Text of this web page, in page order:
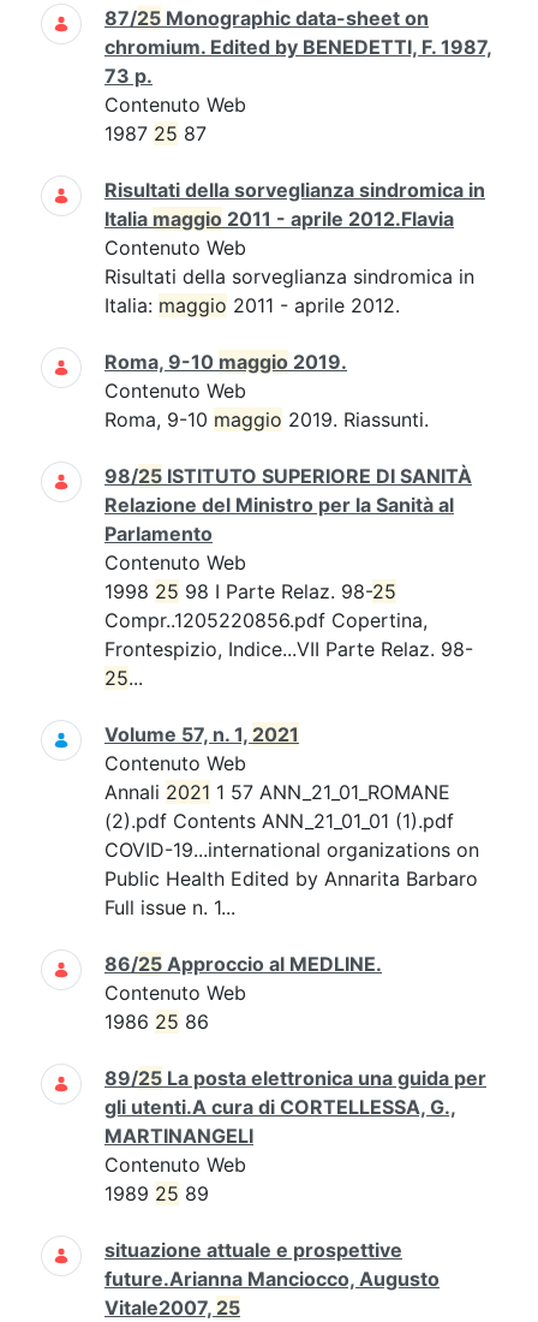
87/25 Monographic data-sheet on
chromium. Edited by BENEDETTI, F. 1987,
73 p.
Contenuto Web
1987 25 87
Risultati della sorveglianza sindromica in
Italia maggio 2011 - aprile 2012.Flavia
Contenuto Web
Risultati della sorveglianza sindromica in
Italia: maggio 2011 - aprile 2012.
Roma, 9-10 maggio 2019.
Contenuto Web
Roma, 9-10 maggio 2019. Riassunti.
98/25 ISTITUTO SUPERIORE DI SANITÀ
Relazione del Ministro per la Sanità al
Parlamento
Contenuto Web
1998 25 98 I Parte Relaz. 98-25
Compr..1205220856.pdf Copertina,
Frontespizio, Indice...VII Parte Relaz. 98-
25...
Volume 57, n. 1, 2021
Contenuto Web
Annali 2021 1 57 ANN_21_01_ROMANE
(2).pdf Contents ANN_21_01_01 (1).pdf
COVID-19...international organizations on
Public Health Edited by Annarita Barbaro
Full issue n. 1...
86/25 Approccio al MEDLINE.
Contenuto Web
1986 25 86
89/25 La posta elettronica una guida per
gli utenti.A cura di CORTELLESSA, G.,
MARTINANGELI
Contenuto Web
1989 25 89
situazione attuale e prospettive
future.Arianna Manciocco, Augusto
Vitale2007, 25